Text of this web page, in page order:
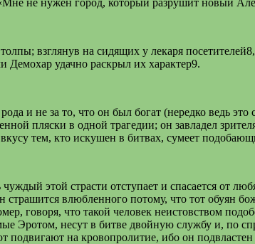
не нужен город, который разрушит новый
взглянув на сидящих у лекаря
удачно раскрыл их характер9.
и не за то, что он был богат (нередко ведь
пляски в одной трагедии; он завладел
тем, кто искушен в битвах, сумеет
этой страсти отступает и спасается от
влюбленного потому, что тот обуян
говоря, что такой человек неистовством
Эротом, несут в битве двойную службу и, по
на кровопролитие, ибо он подвластен